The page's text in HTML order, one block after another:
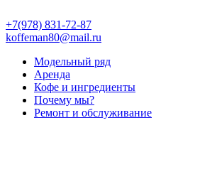
к
содержимому
+7(978) 831-72-87
koffeman80@mail.ru
Модельный ряд
Аренда
Кофе и ингредиенты
Почему мы?
Ремонт и обслуживание